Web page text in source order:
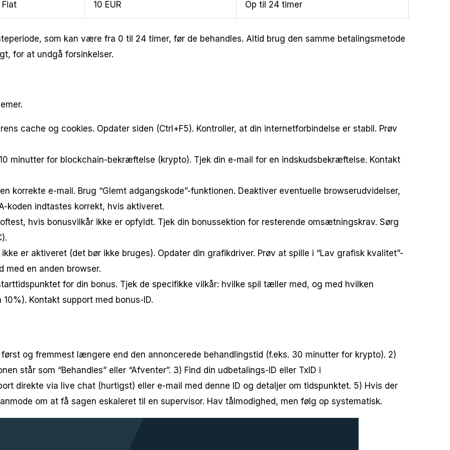
Fiat 10 EUR Op til 24 timer
som kan være fra 0 til 24 timer, før de behandles. Altid brug den samme betalingsmetode
for at undgå forsinkelser.
cache og cookies. Opdater siden (Ctrl+F5). Kontroller, at din internetforbindelse er stabil. Prøv
minutter for blockchain-bekræftelse (krypto). Tjek din e-mail for en indskudsbekræftelse. Kontakt
korrekte e-mail. Brug “Glemt adgangskode”-funktionen. Deaktiver eventuelle browserudvidelser,
koden indtastes korrekt, hvis aktiveret.
hvis bonusvilkår ikke er opfyldt. Tjek din bonussektion for resterende omsætningskrav. Sørg
er aktiveret (det bør ikke bruges). Opdater din grafikdriver. Prøv at spille i “Lav grafisk kvalitet”-
en anden browser.
for din bonus. Tjek de specifikke vilkår: hvilke spil tæller med, og med hvilken
Kontakt support med bonus-ID.
og fremmest længere end den annoncerede behandlingstid (f.eks. 30 minutter for krypto). 2)
står som “Behandles” eller “Afventer”. 3) Find din udbetalings-ID eller TxID i
direkte via live chat (hurtigst) eller e-mail med denne ID og detaljer om tidspunktet. 5) Hvis der
om at få sagen eskaleret til en supervisor. Hav tålmodighed, men følg op systematisk.